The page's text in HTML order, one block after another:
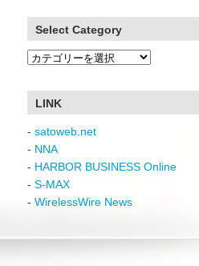
Select Category
Select
LINK
- satoweb.net
- NNA
- HARBOR BUSINESS Online
- S-MAX
- WirelessWire News